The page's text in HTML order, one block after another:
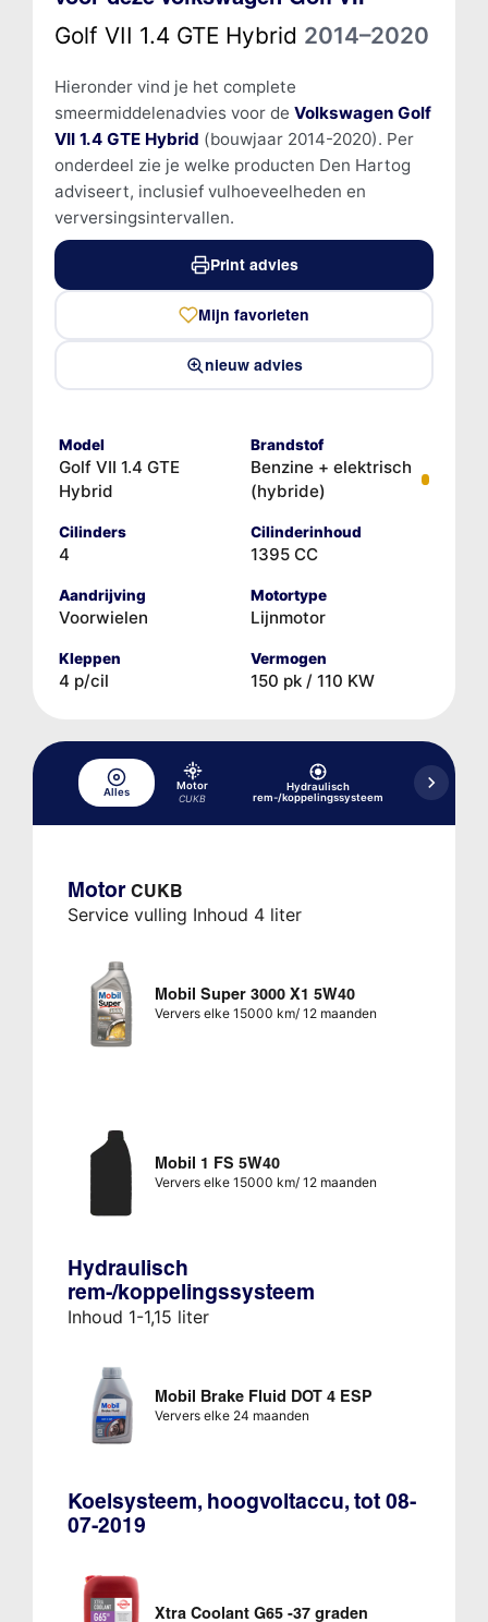
Golf VII 1.4 GTE Hybrid 2014–2020
Hieronder vind je het complete
smeermiddelenadvies voor de Volkswagen Golf
VII 1.4 GTE Hybrid (bouwjaar 2014-2020). Per
onderdeel zie je welke producten Den Hartog
adviseert, inclusief vulhoeveelheden en
verversingsintervallen.
Print advies
Mijn favorieten
nieuw advies
Model
Golf VII 1.4 GTE
Hybrid
Brandstof
Benzine + elektrisch
(hybride)
Cilinders
4
Cilinderinhoud
1395 CC
Aandrijving
Voorwielen
Motortype
Lijnmotor
Kleppen
4 p/cil
Vermogen
150 pk / 110 KW
Alles
Motor
CUKB
Hydraulisch
rem-/koppelingssysteem
Motor CUKB
Service vulling Inhoud 4 liter
Mobil Super 3000 X1 5W40
Ververs elke 15000 km/ 12 maanden
Mobil 1 FS 5W40
Ververs elke 15000 km/ 12 maanden
Hydraulisch
rem-/koppelingssysteem
Inhoud 1-1,15 liter
Mobil Brake Fluid DOT 4 ESP
Ververs elke 24 maanden
Koelsysteem, hoogvoltaccu, tot 08-
07-2019
Xtra Coolant G65 -37 graden